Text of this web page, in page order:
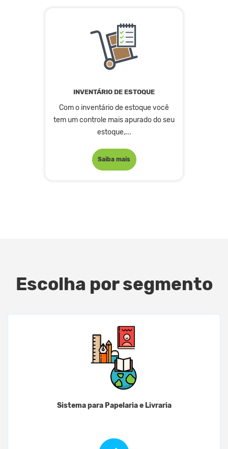
INVENTÁRIO DE ESTOQUE
Com o inventário de estoque você
tem um controle mais apurado do seu
estoque,...
Saiba mais
Escolha por segmento
Sistema para Papelaria e Livraria